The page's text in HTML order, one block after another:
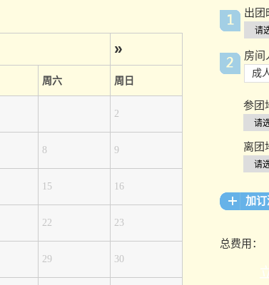
»
周六 周日
2
8 9
15 16
22 23
29 30
出团
房
成
参团
离团
加订
总费用：